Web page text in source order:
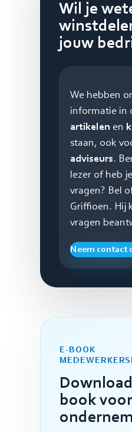
Wil je
jouw
We hebben
informatie in
artikelen en
staan, ook
adviseurs.
lezer of heb
vragen? Bel
Griffioen. Hij
vragen
Neem contact
E-BOOK
book